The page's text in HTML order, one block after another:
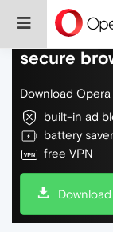
Do more
secure
Download
built-in ad
battery saver
free VPN